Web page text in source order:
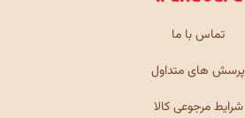
تماس با ما
پرسش های متداول
شرایط مرجوعی کالا